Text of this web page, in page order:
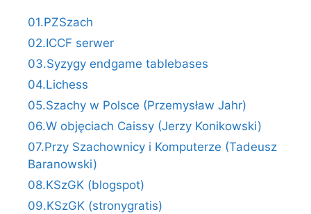
01.PZSzach
02.ICCF serwer
03.Syzygy endgame tablebases
04.Lichess
05.Szachy w Polsce (Przemysław Jahr)
06.W objęciach Caissy (Jerzy Konikowski)
07.Przy Szachownicy i Komputerze (Tadeusz
Baranowski)
08.KSzGK (blogspot)
09.KSzGK (stronygratis)